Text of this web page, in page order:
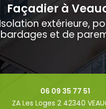
Façadier à
Isolation extérieure,
bardages et de
06 09 35 77 51
ZA Les Loges 2 42340